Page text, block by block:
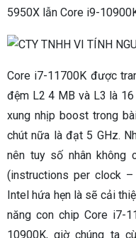
5950X lẫn Core i9-
Core i7-11700K được
đệm L2 4 MB và L3 là
xung nhịp boost trong
chút nữa là đạt 5 GHz.
nên tuy số nhân không
(instructions per clock
Intel hứa hẹn là sẽ cải
năng con chip Core i7-
10900K, giờ chúng ta